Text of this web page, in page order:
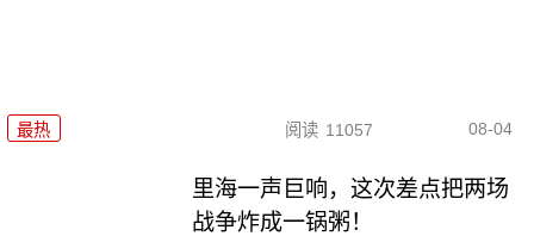
最热 阅读 11057 08-04
里海一声巨响，这次差点把两场
战争炸成一锅粥！